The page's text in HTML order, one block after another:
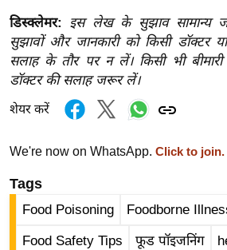
वु
ड
हॉ
ली
वु
फि
ल्म
स
मी
क्षा
डिस्क्लेमर: इस लेख के सुझाव सामान्य
सुझावों और जानकारी को किसी डॉक्टर
सलाह के तौर पर न लें। किसी भी
डॉक्टर की सलाह जरूर लें।
शेयर करें
We're now on WhatsApp. Click to join.
Tags
Food Poisoning Foodborne
Food Safety Tips फूड पॉइजनिंग